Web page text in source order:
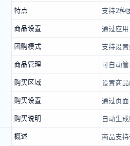
特点 支持2种
商品设置 通过应
团购模式 支持设
商品管理 可自动
购买区域 设置商
购买设置 通过页
购买说明 自动生
概述 商品支